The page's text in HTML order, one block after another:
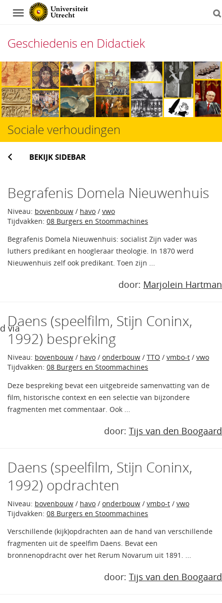
Navigation
Geschiedenis en Didactiek
Direct
naar
het
inhoud
via
Sociale verhoudingen
BEKIJK SIDEBAR
Begrafenis Domela Nieuwenhuis
Niveau: bovenbouw / havo / vwo
Tijdvakken: 08 Burgers en Stoommachines
Begrafenis Domela Nieuwenhuis: socialist Zijn vader was
luthers predikant en hoogleraar theologie. In 1870 werd
Nieuwenhuis zelf ook predikant. Toen zijn ...
door: Marjolein Hartman
Daens (speelfilm, Stijn Coninx,
1992) bespreking
Niveau: bovenbouw / havo / onderbouw / TTO / vmbo-t / vwo
Tijdvakken: 08 Burgers en Stoommachines
Deze bespreking bevat een uitgebreide samenvatting van de
film, historische context en een selectie van bijzondere
fragmenten met commentaar. Ook ...
door: Tijs van den Boogaard
Daens (speelfilm, Stijn Coninx,
1992) opdrachten
Niveau: bovenbouw / havo / onderbouw / vmbo-t / vwo
Tijdvakken: 08 Burgers en Stoommachines
Verschillende (kijk)opdrachten aan de hand van verschillende
fragmenten uit de speelfim Daens. Bevat een
bronnenopdracht over het Rerum Novarum uit 1891. ...
door: Tijs van den Boogaard